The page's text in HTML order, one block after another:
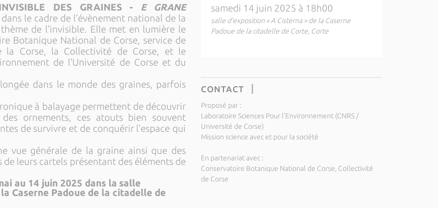
DES GRAINES - E GRANE
le cadre de l’évènement national de la
de l’invisible. Elle met en lumière le
Botanique National de Corse, service de
la Corse, la Collectivité de Corse, et le
de l’Université de Corse et du
dans le monde des graines, parfois
à balayage permettent de découvrir
ornements, ces atouts bien souvent
de survivre et de conquérir l’espace qui
vue générale de la graine ainsi que des
leurs cartels présentant des éléments de
au 14 juin 2025 dans la salle
Caserne Padoue de la citadelle de
samedi 14 juin 2025 à 18h00
salle d’exposition « A Cisterna » de la Caserne
Padoue de la citadelle de Corte, Corte
CONTACT
Proposé par :
Laboratoire Sciences Pour l'Environnement (CNRS /
Université de Corse)
Mission science avec et pour la société
En partenariat avec :
Conservatoire Botanique National de Corse, Collectivité
de Corse